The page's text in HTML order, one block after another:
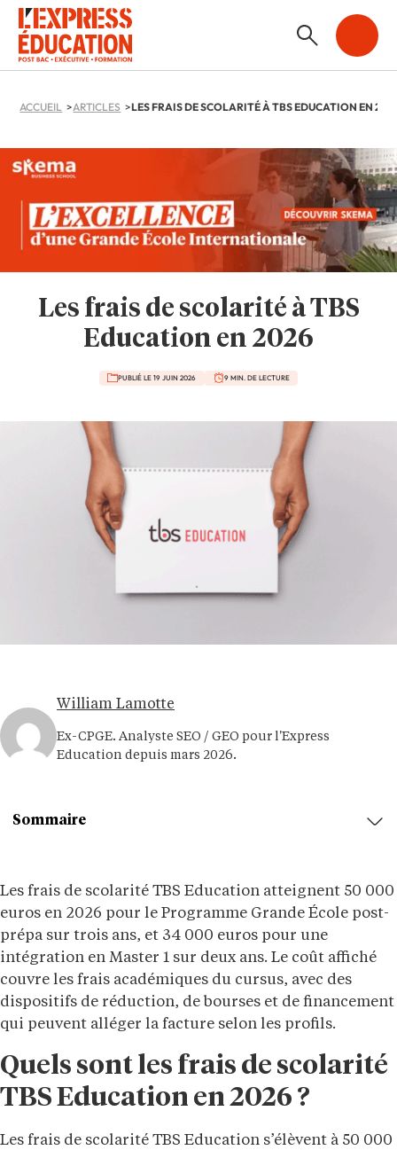
ACCUEIL ARTICLES LES FRAIS DE SCOLARITÉ À TBS EDUCATION EN
Les frais de scolarité à TBS
Education en 2026
PUBLIÉ LE 19 JUIN 2026 9 MIN. DE LECTURE
William Lamotte
Ex-CPGE. Analyste SEO / GEO pour l'Express
Education depuis mars 2026.
Les frais de scolarité TBS Education atteignent 50 000
euros en 2026 pour le Programme Grande École post-
prépa sur trois ans, et 34 000 euros pour une
intégration en Master 1 sur deux ans. Le coût affiché
couvre les frais académiques du cursus, avec des
dispositifs de réduction, de bourses et de financement
qui peuvent alléger la facture selon les profils.
Quels sont les frais de scolarité
TBS Education en 2026 ?
Les frais de scolarité TBS Education s’élèvent à 50 000
Sommaire